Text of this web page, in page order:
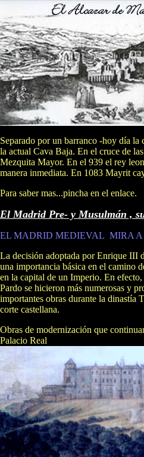
Separado por un barranco -hoy día la
la actual Cava Baja. En el cruce de
Mezquita Mayor. En el 939 el rey
manera inmediata. En 1083 Mayrit
Para saber mas...pincha en el enlace.
El Madrid Pre- y Musulmán ,
EL MADRID MEDIEVAL MIRA A
La decisión adoptada por Enrique III
una importancia básica en el camino
en la capital de un Imperio. En efecto,
Pardo se hicieron más numerosas y
importantes obras durante la dinastía
corte castellana.
Obras de modernización que
Palacio Real